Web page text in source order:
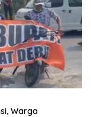
Warga